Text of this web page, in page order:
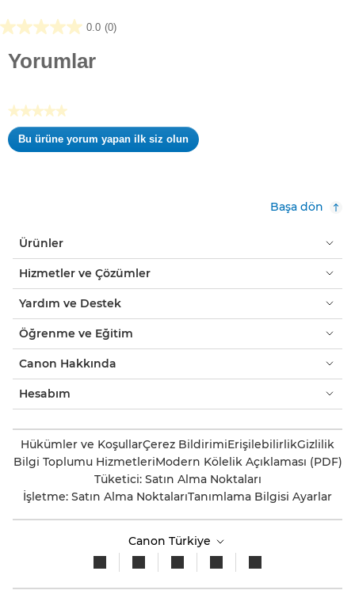
0.0 (0)
0.0/5
Yorumlar
★★★★★
Değerlendirme
değeriBu ürüne yorum yapan ilk siz olun
.
kutusu
açar.
Başa dön
Ürünler
Hizmetler ve Çözümler
Yardım ve Destek
Öğrenme ve Eğitim
Canon Hakkında
Hesabım
Hükümler ve KoşullarÇerez BildirimiErişilebilirlikGizlilik
Bilgi Toplumu HizmetleriModern Kölelik Açıklaması (PDF)
Tüketici: Satın Alma Noktaları
İşletme: Satın Alma NoktalarıTanımlama Bilgisi Ayarlar
Canon Türkiye